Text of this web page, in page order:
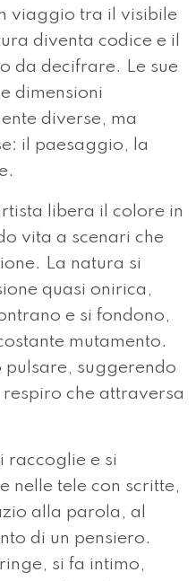
viaggio tra il visibile
diventa codice e il
da decifrare. Le sue
dimensioni
diverse, ma
il paesaggio, la
libera il colore in
vita a scenari che
La natura si
quasi onirica,
e si fondono,
mutamento.
pulsare, suggerendo
respiro che attraversa
raccoglie e si
nelle tele con scritte,
alla parola, al
di un pensiero.
si fa intimo,